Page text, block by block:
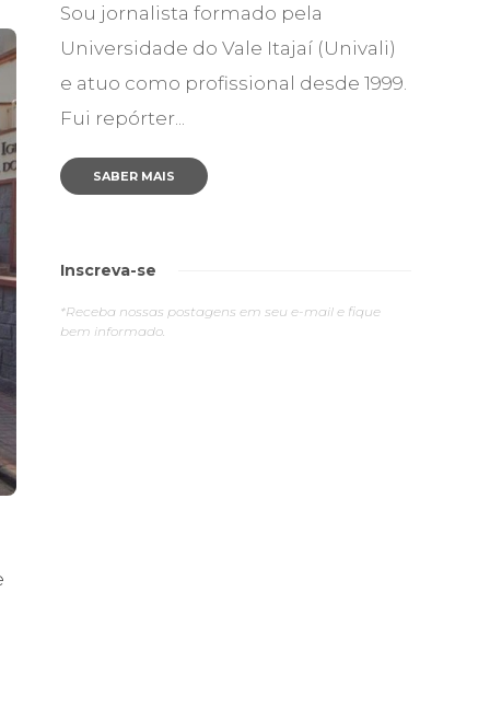
Sou jornalista formado pela
Universidade do Vale Itajaí (Univali)
e atuo como profissional desde 1999.
Fui repórter...
SABER MAIS
Inscreva-se
*Receba nossas postagens em seu e-mail e fique
bem informado.